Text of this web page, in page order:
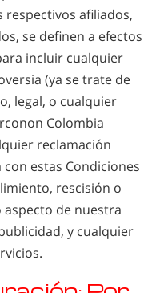
respectivos afiliados,
se definen a efectos
incluir cualquier
(ya se trate de
legal, o cualquier
Colombia
reclamación
estas Condiciones
rescisión o
de nuestra
y cualquier